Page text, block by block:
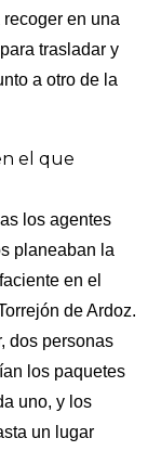
en una
trasladar y
a otro de la
el que
los agentes
planeaban la
en el
de Ardoz.
dos personas
los paquetes
uno, y los
un lugar